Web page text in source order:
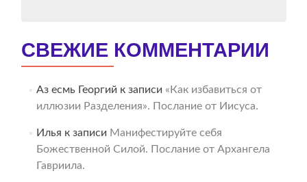
СВЕЖИЕ КОММЕНТАРИИ
Аз есмь Георгий к записи «Как избавиться от
иллюзии Разделения». Послание от Иисуса.
Илья к записи Манифестируйте себя
Божественной Силой. Послание от Архангела
Гавриила.